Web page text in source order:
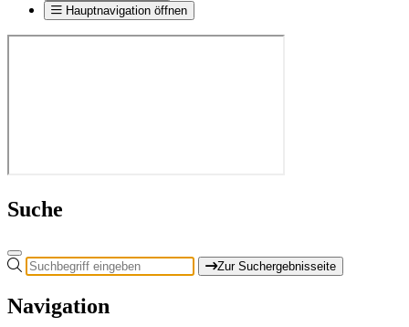
Hauptnavigation öffnen
Suche
Zur Suchergebnisseite
Navigation